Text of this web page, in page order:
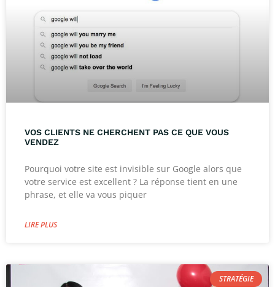
VOS CLIENTS NE CHERCHENT PAS CE QUE VOUS
VENDEZ
Pourquoi votre site est invisible sur Google alors que
votre service est excellent ? La réponse tient en une
phrase, et elle va vous piquer
LIRE PLUS
STRATÉGIE